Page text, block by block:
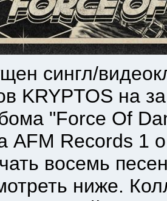
KRYPTOS на
"Force Of
Records 1
восемь
ниже.